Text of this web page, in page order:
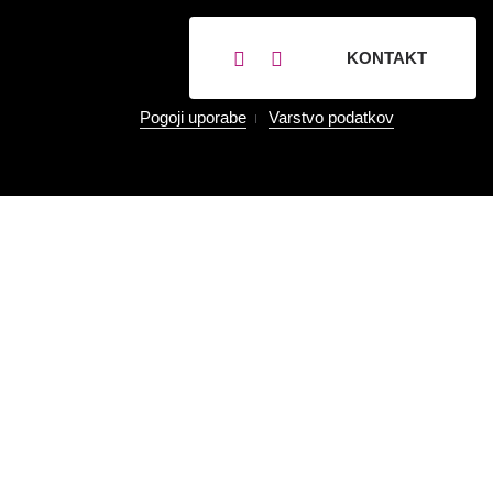
KONTAKT
Pogoji uporabe Varstvo podatkov